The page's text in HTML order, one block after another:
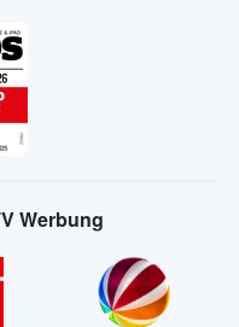
Werbung